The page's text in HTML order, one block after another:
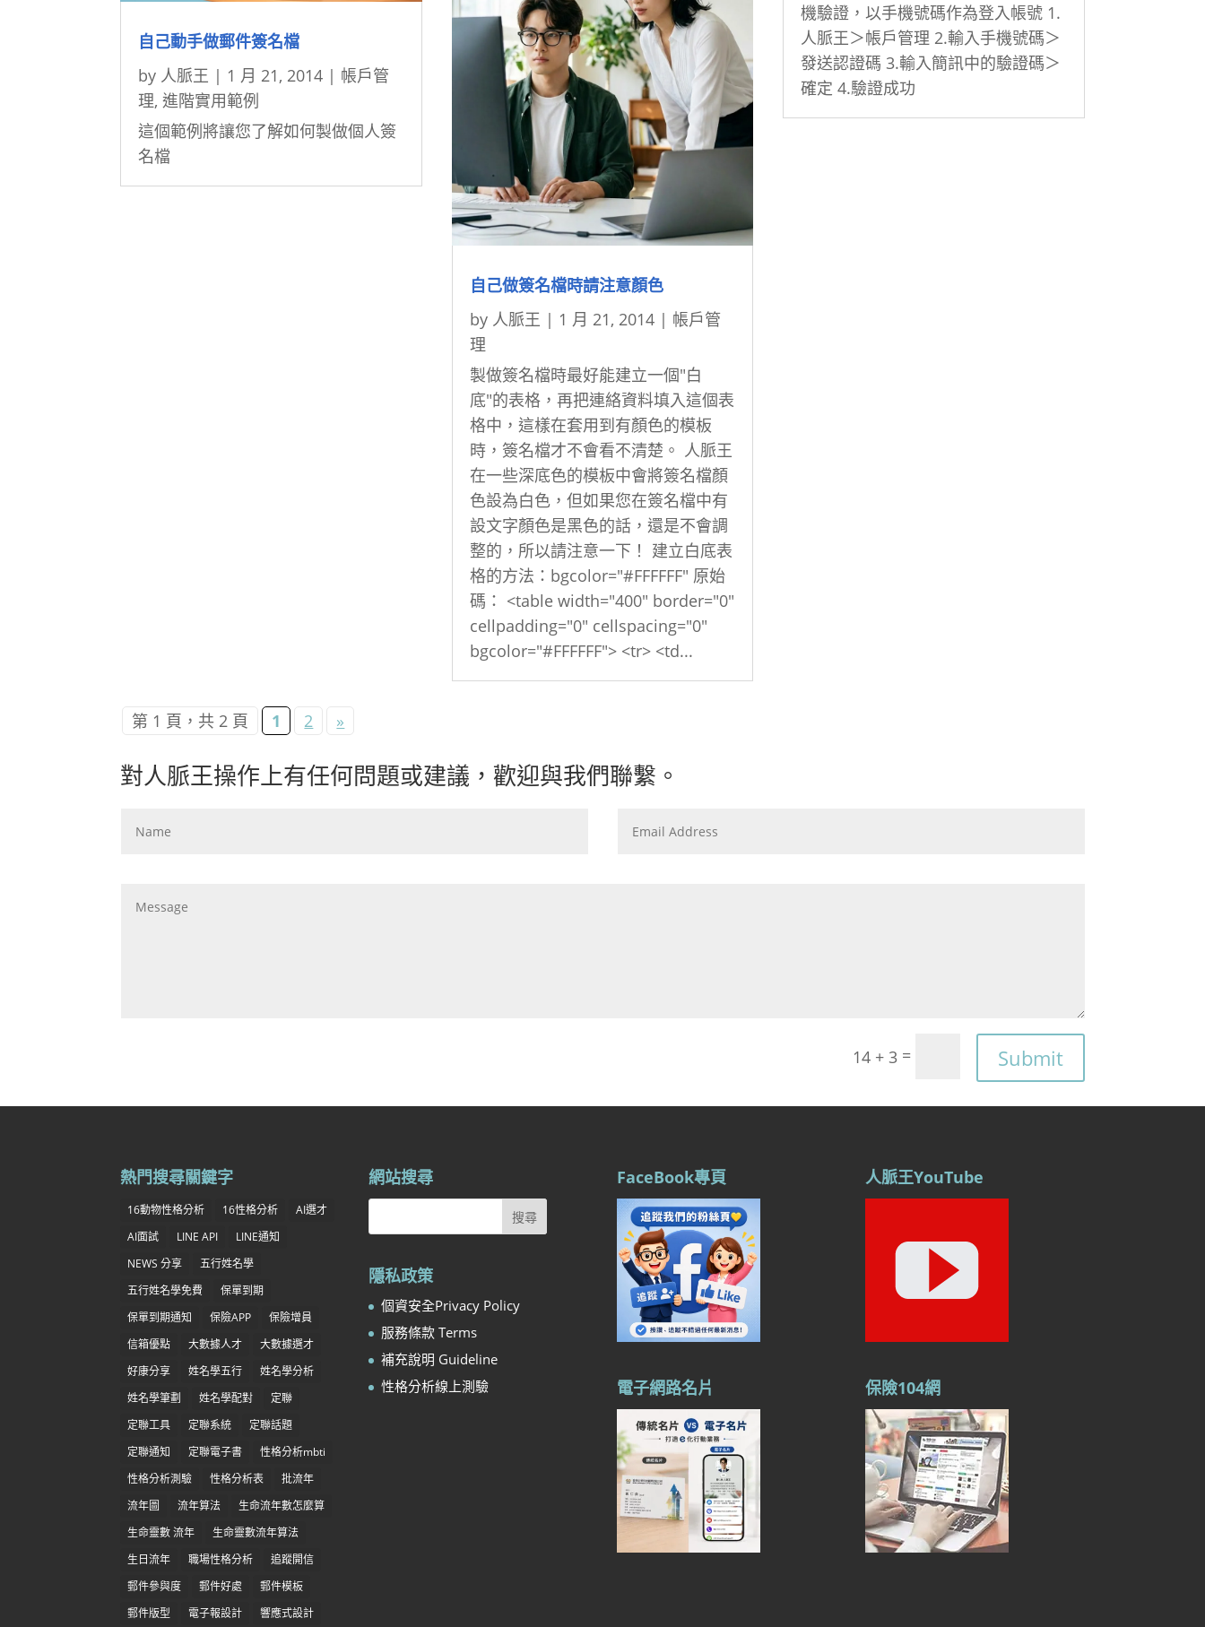
自己動手做郵件簽名檔
by 人脈王 | 1 月 21, 2014 | 帳戶管
理,進階實用範例
這個範例將讓您了解如何製做個人簽
名檔
自己做簽名檔時請注意顏色
by 人脈王 | 1 月 21, 2014| 帳戶管
理
製做簽名檔時最好能建立一個"白
底"的表格，再把連絡資料填入這個表
格中，這樣在套用到有顏色的模板
時，簽名檔才不會看不清楚。 人脈王
在一些深底色的模板中會將簽名檔顏
色設為白色，但如果您在簽名檔中有
設文字顏色是黑色的話，還是不會調
整的，所以請注意一下！ 建立白底表
格的方法：bgcolor="#FFFFFF" 原始
碼： <table width="400" border="0"
cellpadding="0" cellspacing="0"
bgcolor="#FFFFFF"> <tr> <td...
機驗證，以手機號碼作為登入帳號 1.
人脈王＞帳戶管理 2.輸入手機號碼＞
發送認證碼 3.輸入簡訊中的驗證碼＞
確定 4.驗證成功
第 1 頁，共 2 頁 1 2 »
對人脈王操作上有任何問題或建議，歡迎與我們聯繫。
14 + 3= Submit
熱門搜尋關鍵字
16動物性格分析 16性格分析
AI選才
AI面試
LINE API
LINE通知
NEWS 分享
五行姓名學
五行姓名學免費
保單到期
保單到期通知
保險APP
保險增員
信箱優點
大數據人才
大數據選才
好康分享
姓名學五行
姓名學分析
姓名學筆劃
姓名學配對
定聯
定聯工具
定聯系統
定聯話題
定聯通知
定聯電子書
性格分析mbti
性格分析測驗
性格分析表
批流年
流年圖
流年算法
生命流年數怎麼算
生命靈數 流年
生命靈數流年算法
生日流年
職場性格分析
追蹤開信
郵件參與度
郵件好處
郵件模板
郵件版型
電子報設計 響應式設計
網站搜尋
隱私政策
個資安全Privacy Policy
服務條款 Terms
補充說明 Guideline
性格分析線上測驗
FaceBook專頁
電子網路名片
人脈王YouTube
保險104網